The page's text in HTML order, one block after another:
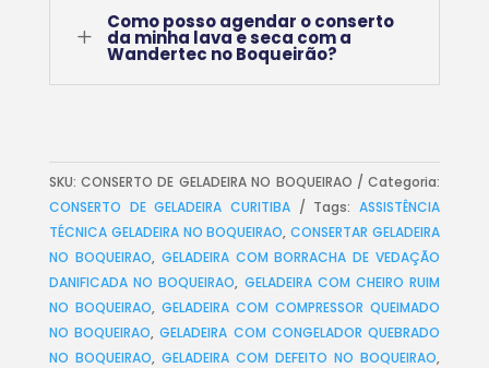
L
Como posso agendar o conserto
da minha lava e seca com a
Wandertec no Boqueirão?
SKU:CONSERTO DE GELADEIRA NO BOQUEIRAO
Categoria:
CONSERTO DE GELADEIRA CURITIBA
Tags:ASSISTÊNCIA
TÉCNICA GELADEIRA NO BOQUEIRAO,CONSERTAR GELADEIRA
NO BOQUEIRAO, GELADEIRA COM BORRACHA DE VEDAÇÃO
DANIFICADA NO BOQUEIRAO, GELADEIRA COM CHEIRO RUIM
NO BOQUEIRAO, GELADEIRA COM COMPRESSOR QUEIMADO
NO BOQUEIRAO,GELADEIRA COM CONGELADOR QUEBRADO
NO BOQUEIRAO, GELADEIRA COM DEFEITO NO BOQUEIRAO,